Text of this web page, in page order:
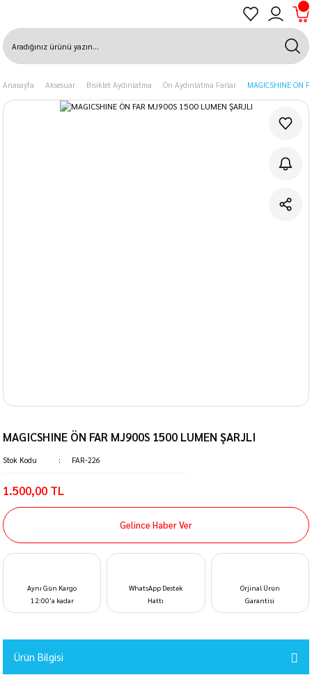
Anasayfa Aksesuar Bisiklet Aydınlatma Ön Aydınlatma Farlar MAGICSHINE ÖN
MAGICSHINE ÖN FAR MJ900S 1500 LUMEN ŞARJLI
Stok Kodu FAR-226
1.500,00 TL
Gelince Haber Ver
Aynı Gün Kargo
12:00’a kadar
WhatsApp Destek
Hattı
Orjinal Ürün
Garantisi
Ürün Bilgisi